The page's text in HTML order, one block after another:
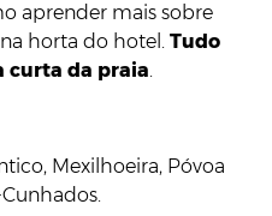
aprender mais sobre
horta do hotel. Tudo
curta da praia.
Mexilhoeira, Póvoa